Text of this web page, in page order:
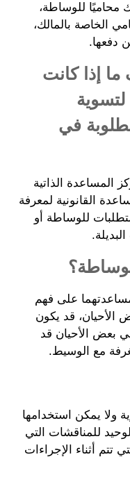
محاميًا للوساطة،
الخاصة بالمالك،
دفعها.
إذا كانت
في
المساعدة الذاتية
القانونية لمعرفة
للوساطة أو
على فهم
قد يكون
بعض الأحيان قد
مع الوسيط.
ولا يمكن استخدامها
للمناقشات التي
أثناء الإجراءات